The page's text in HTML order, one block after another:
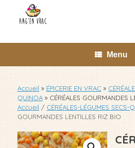
content
Menu
Accueil » ÉPICERIE EN VRAC »
QUINOA » CÉRÉALES GOURMANDES
Accueil / CÉRÉALES-LÉGUMES SECS-
GOURMANDES LENTILLES RIZ BIO